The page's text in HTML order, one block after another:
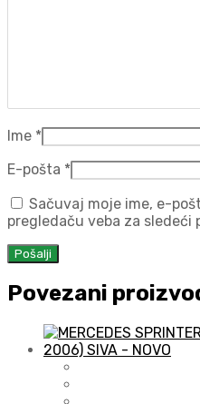
Ime *
E-pošta *
Sačuvaj moje ime, e-
pregledaču veba za sledeći
Povezani